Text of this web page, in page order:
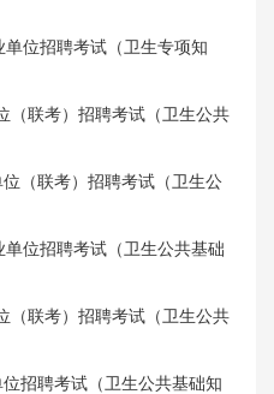
位招聘考试（卫生专项知
（联考）招聘考试（卫生公共
（联考）招聘考试（卫生公
位招聘考试（卫生公共基础
（联考）招聘考试（卫生公共
招聘考试（卫生公共基础知